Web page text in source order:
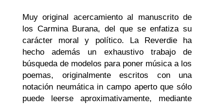
Muy original acercamiento al manuscrito de
los Carmina Burana, del que se enfatiza su
carácter moral y político. La Reverdie ha
hecho además un exhaustivo trabajo de
búsqueda de modelos para poner música a los
poemas, originalmente escritos con una
notación neumática in campo apertoque sólo
puede leerse aproximativamente, mediante